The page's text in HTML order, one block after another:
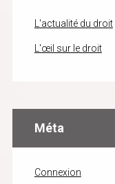
L'actualité du droit
L'œil sur le droit
Méta
Connexion